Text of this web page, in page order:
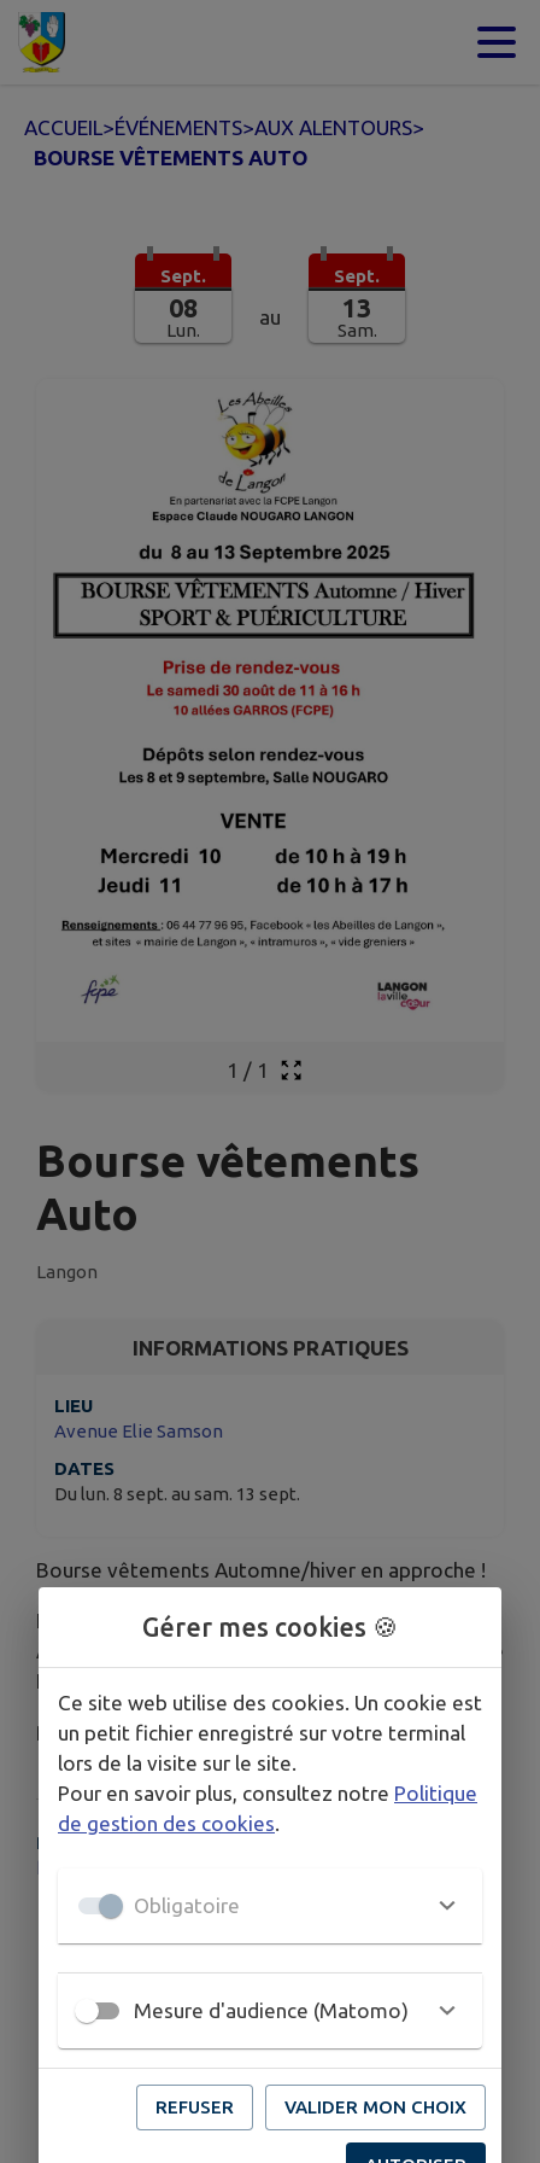
Contenu
ACCUEIL>ÉVÉNEMENTS>AUX ALENTOURS>
BOURSE VÊTEMENTS AUTO
Sept.
08
Lun.
au
Sept.
13
Sam.
1 / 1
Bourse vêtements
Auto
Langon
INFORMATIONS PRATIQUES
LIEU
Avenue Elie Samson
DATES
Du lun. 8 sept. au sam. 13 sept.
Bourse vêtements Automne/hiver en approche !
Évènement proposé par l'association "Les
Abeilles de Langon" en partenariat avec la FCPE de
Langon.
Rendez-vous à l’espace Claude Nougaro
PLUS D'INFORMATIONS
Gérer mes cookies 🍪
Ce site web utilise des cookies. Un cookie est
un petit fichier enregistré sur votre terminal
lors de la visite sur le site.
Pour en savoir plus, consultez notre Politique
de gestion des cookies
Obligatoire
Mesure d'audience (Matomo)
REFUSER VALIDER MON CHOIX